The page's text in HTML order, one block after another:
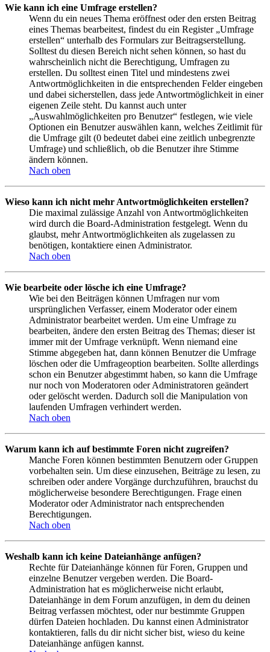
Wie kann ich eine Umfrage erstellen?
Wenn du ein neues Thema eröffnest oder den ersten Beitrag
eines Themas bearbeitest, findest du ein Register „Umfrage
erstellen“ unterhalb des Formulars zur Beitragserstellung.
Solltest du diesen Bereich nicht sehen können, so hast du
wahrscheinlich nicht die Berechtigung, Umfragen zu
erstellen. Du solltest einen Titel und mindestens zwei
Antwortmöglichkeiten in die entsprechenden Felder eingeben
und dabei sicherstellen, dass jede Antwortmöglichkeit in einer
eigenen Zeile steht. Du kannst auch unter
„Auswahlmöglichkeiten pro Benutzer“ festlegen, wie viele
Optionen ein Benutzer auswählen kann, welches Zeitlimit für
die Umfrage gilt (0 bedeutet dabei eine zeitlich unbegrenzte
Umfrage) und schließlich, ob die Benutzer ihre Stimme
ändern können.
Nach oben
Wieso kann ich nicht mehr Antwortmöglichkeiten erstellen?
Die maximal zulässige Anzahl von Antwortmöglichkeiten
wird durch die Board-Administration festgelegt. Wenn du
glaubst, mehr Antwortmöglichkeiten als zugelassen zu
benötigen, kontaktiere einen Administrator.
Nach oben
Wie bearbeite oder lösche ich eine Umfrage?
Wie bei den Beiträgen können Umfragen nur vom
ursprünglichen Verfasser, einem Moderator oder einem
Administrator bearbeitet werden. Um eine Umfrage zu
bearbeiten, ändere den ersten Beitrag des Themas; dieser ist
immer mit der Umfrage verknüpft. Wenn niemand eine
Stimme abgegeben hat, dann können Benutzer die Umfrage
löschen oder die Umfrageoption bearbeiten. Sollte allerdings
schon ein Benutzer abgestimmt haben, so kann die Umfrage
nur noch von Moderatoren oder Administratoren geändert
oder gelöscht werden. Dadurch soll die Manipulation von
laufenden Umfragen verhindert werden.
Nach oben
Warum kann ich auf bestimmte Foren nicht zugreifen?
Manche Foren können bestimmten Benutzern oder Gruppen
vorbehalten sein. Um diese einzusehen, Beiträge zu lesen, zu
schreiben oder andere Vorgänge durchzuführen, brauchst du
möglicherweise besondere Berechtigungen. Frage einen
Moderator oder Administrator nach entsprechenden
Berechtigungen.
Nach oben
Weshalb kann ich keine Dateianhänge anfügen?
Rechte für Dateianhänge können für Foren, Gruppen und
einzelne Benutzer vergeben werden. Die Board-
Administration hat es möglicherweise nicht erlaubt,
Dateianhänge in dem Forum anzufügen, in dem du deinen
Beitrag verfassen möchtest, oder nur bestimmte Gruppen
dürfen Dateien hochladen. Du kannst einen Administrator
kontaktieren, falls du dir nicht sicher bist, wieso du keine
Dateianhänge anfügen kannst.